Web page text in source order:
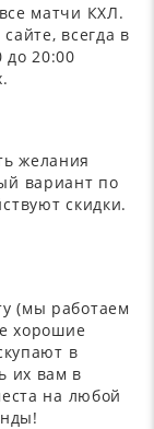
матчи КХЛ.
всегда в
20:00
желания
вариант по
скидки.
(мы работаем
хорошие
в
их вам в
на любой